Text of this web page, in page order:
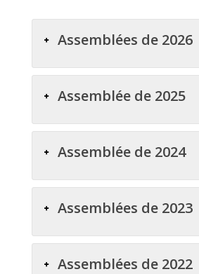
Assemblées de 2026
Assemblée de 2025
Assemblée de 2024
Assemblées de 2023
Assemblées de 2022